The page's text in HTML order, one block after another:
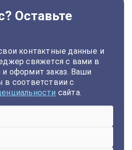
Оставьте
контактные данные и
свяжется с вами в
оформит заказ. Ваши
в соответствии с
сайта.